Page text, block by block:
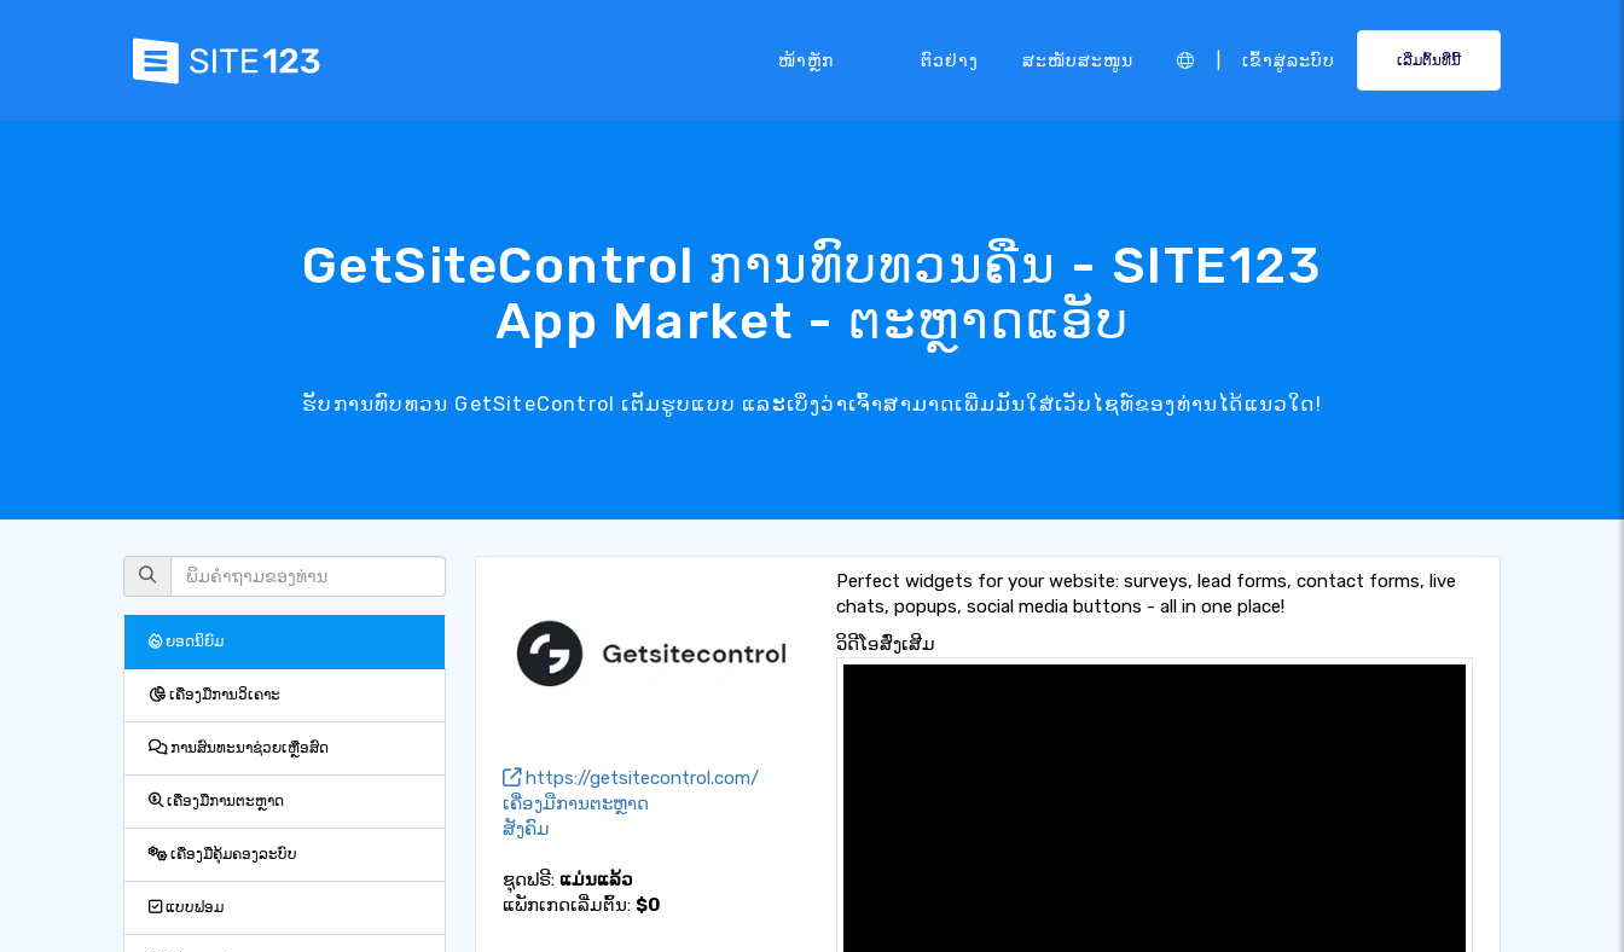
ໜ້າຫຼັກ ຕົວຢ່າງ ສະໜັບສະໜູນ ເຂົ້າສູ່ລະບົບ ເລີ່ມຕົ້ນທີ່ນີ້
GetSiteControl ການທົບທວນຄືນ - SITE123
App Market - ຕະຫຼາດແອັບ
ຮັບການທົບທວນ GetSiteControl ເຕັມຮູບແບບ ແລະເບິ່ງວ່າເຈົ້າສາມາດເພີ່ມມັນໃສ່ເວັບໄຊທ໌ຂອງທ່ານໄດ້ແນວໃດ!
ຍອດນິຍົມ
ເຄື່ອງມືການວິເຄາະ
ການສົນທະນາຊ່ວຍເຫຼືອສົດ
ເຄື່ອງມືການຕະຫຼາດ
ເຄື່ອງມືຄຸ້ມຄອງລະບົບ
ແບບຟອມ
https://getsitecontrol.com/
ເຄື່ອງມືການຕະຫຼາດ
ສັງຄົມ
ຊຸດຟຣີ: ແມ່ນແລ້ວ
ແພັກເກດເລີ່ມຕົ້ນ: $0
Perfect widgets for your website: surveys, lead forms, contact forms, live
chats, popups, social media buttons - all in one place!
ວິດີໂອສົ່ງເສີມ